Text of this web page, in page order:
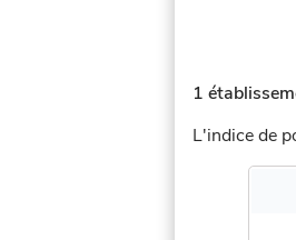
1
L'indice de